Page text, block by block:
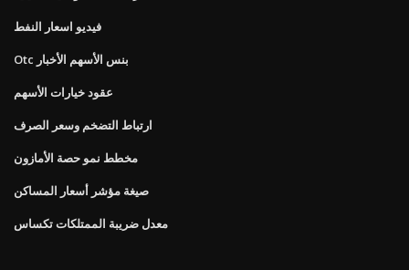
فيديو اسعار النفط
Otc بنس الأسهم الأخبار
عقود خيارات الأسهم
ارتباط التضخم وسعر الصرف
مخطط نمو حصة الأمازون
صيغة مؤشر أسعار المساكن
معدل ضريبة الممتلكات تكساس